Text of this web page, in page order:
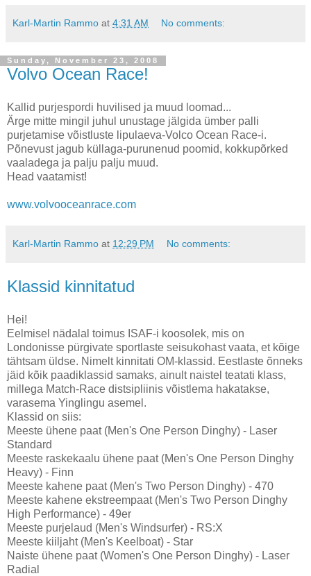
Karl-Martin Rammo at 4:31 AM No comments:
Sunday, November 23, 2008
Volvo Ocean Race!
Kallid purjespordi huvilised ja muud loomad...
Ärge mitte mingil juhul unustage jälgida ümber palli
purjetamise võistluste lipulaeva-Volco Ocean Race-i.
Põnevust jagub küllaga-purunenud poomid, kokkupõrked
vaaladega ja palju palju muud.
Head vaatamist!
www.volvooceanrace.com
Karl-Martin Rammo at 12:29 PM No comments:
Klassid kinnitatud
Hei!
Eelmisel nädalal toimus ISAF-i koosolek, mis on
Londonisse pürgivate sportlaste seisukohast vaata, et kõige
tähtsam üldse. Nimelt kinnitati OM-klassid. Eestlaste õnneks
jäid kõik paadiklassid samaks, ainult naistel teatati klass,
millega Match-Race distsipliinis võistlema hakatakse,
varasema Yinglingu asemel.
Klassid on siis:
Meeste ühene paat (Men's One Person Dinghy) - Laser
Standard
Meeste raskekaalu ühene paat (Men's One Person Dinghy
Heavy) - Finn
Meeste kahene paat (Men's Two Person Dinghy) - 470
Meeste kahene ekstreempaat (Men's Two Person Dinghy
High Performance) - 49er
Meeste purjelaud (Men's Windsurfer) - RS:X
Meeste kiiljaht (Men's Keelboat) - Star
Naiste ühene paat (Women's One Person Dinghy) - Laser
Radial